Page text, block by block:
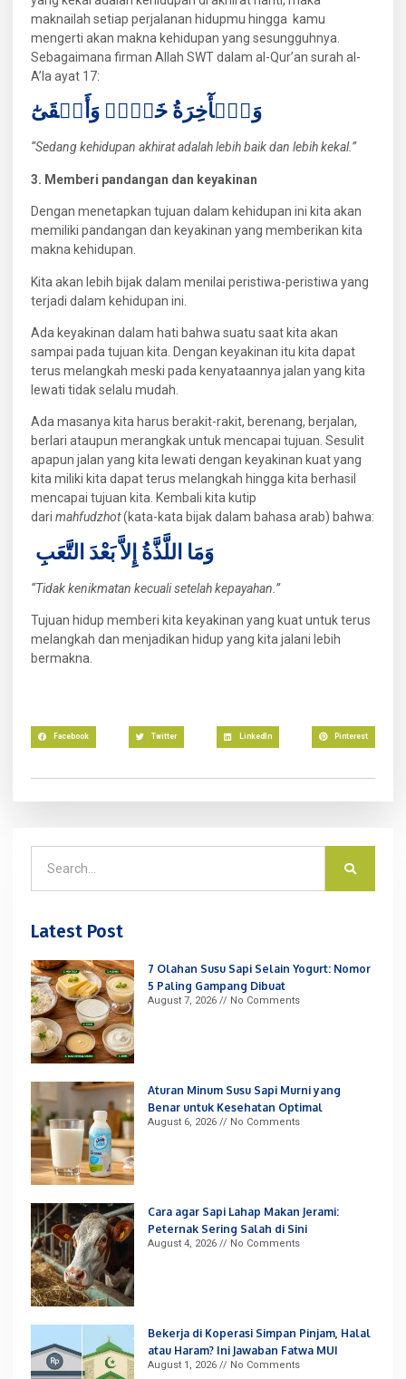
maknailah setiap perjalanan hidupmu hingga kamu
mengerti akan makna kehidupan yang sesungguhnya.
Sebagaimana firman Allah SWT dalam al-Qur’an surah al-
A’la ayat 17:
وَٱلۡأٓخِرَةُ خَيۡرٞ وَأَبۡقَىٰٓ
“Sedang kehidupan akhirat adalah lebih baik dan lebih kekal.”
3. Memberi pandangan dan keyakinan
Dengan menetapkan tujuan dalam kehidupan ini kita akan
memiliki pandangan dan keyakinan yang memberikan kita
makna kehidupan.
Kita akan lebih bijak dalam menilai peristiwa-peristiwa yang
terjadi dalam kehidupan ini.
Ada keyakinan dalam hati bahwa suatu saat kita akan
sampai pada tujuan kita. Dengan keyakinan itu kita dapat
terus melangkah meski pada kenyataannya jalan yang kita
lewati tidak selalu mudah.
Ada masanya kita harus berakit-rakit, berenang, berjalan,
berlari ataupun merangkak untuk mencapai tujuan. Sesulit
apapun jalan yang kita lewati dengan keyakinan kuat yang
kita miliki kita dapat terus melangkah hingga kita berhasil
mencapai tujuan kita. Kembali kita kutip
dari mahfudzhot(kata-kata bijak dalam bahasa arab) bahwa:
وَمَا اللَّذَّةُ إِلاَّ بَعْدَ التَّعَبِ
“Tidak kenikmatan kecuali setelah kepayahan.”
Tujuan hidup memberi kita keyakinan yang kuat untuk terus
melangkah dan menjadikan hidup yang kita jalani lebih
bermakna.
Facebook Twitter LinkedIn Pinterest
Latest Post
7 Olahan Susu Sapi Selain Yogurt: Nomor
5 Paling Gampang Dibuat
August 7, 2026 No Comments
Aturan Minum Susu Sapi Murni yang
Benar untuk Kesehatan Optimal
August 6, 2026 No Comments
Cara agar Sapi Lahap Makan Jerami:
Peternak Sering Salah di Sini
August 4, 2026 No Comments
Bekerja di Koperasi Simpan Pinjam, Halal
atau Haram? Ini Jawaban Fatwa MUI
August 1, 2026 No Comments